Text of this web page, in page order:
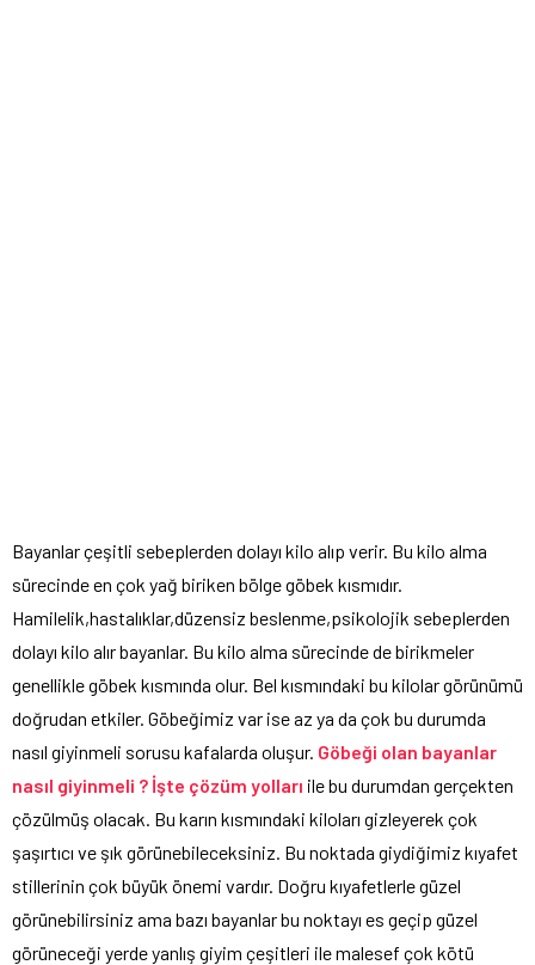
Bayanlar çeşitli sebeplerden dolayı kilo alıp verir. Bu kilo alma
sürecinde en çok yağ biriken bölge göbek kısmıdır.
Hamilelik,hastalıklar,düzensiz beslenme,psikolojik sebeplerden
dolayı kilo alır bayanlar. Bu kilo alma sürecinde de birikmeler
genellikle göbek kısmında olur. Bel kısmındaki bu kilolar görünümü
doğrudan etkiler. Göbeğimiz var ise az ya da çok bu durumda
nasıl giyinmeli sorusu kafalarda oluşur. Göbeği olan bayanlar
nasıl giyinmeli ? İşte çözüm yolları ile bu durumdan gerçekten
çözülmüş olacak. Bu karın kısmındaki kiloları gizleyerek çok
şaşırtıcı ve şık görünebileceksiniz. Bu noktada giydiğimiz kıyafet
stillerinin çok büyük önemi vardır. Doğru kıyafetlerle güzel
görünebilirsiniz ama bazı bayanlar bu noktayı es geçip güzel
görüneceği yerde yanlış giyim çeşitleri ile malesef çok kötü